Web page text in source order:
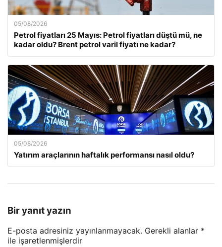
05/08/2026
Petrol fiyatları 25 Mayıs: Petrol fiyatları düştü mü, ne
kadar oldu? Brent petrol varil fiyatı ne kadar?
05/08/2026
Yatırım araçlarının haftalık performansı nasıl oldu?
Bir yanıt yazın
E-posta adresiniz yayınlanmayacak. Gerekli alanlar *
ile işaretlenmişlerdir